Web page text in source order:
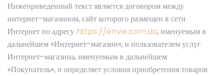
Нижеприведенный текст является договором между
интернет-магазином, сайт которого размещен в сети
Интернет по адресу https://envie.com.ua, именуемым в
дальнейшем «Интернет-магазин», и пользователем услуг
Интернет-магазина, именуемым в дальнейшем
«Покупатель», и определяет условия приобретения товаров